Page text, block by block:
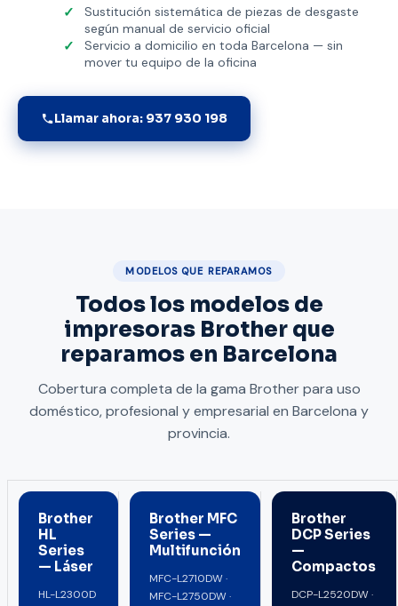
Sustitución sistemática de piezas de desgaste
según manual de servicio oficial
Servicio a domicilio en toda Barcelona — sin
mover tu equipo de la oficina
Llamar ahora: 937 930 198
MODELOS QUE REPARAMOS
Todos los modelos de
impresoras Brother que
reparamos en Barcelona
Cobertura completa de la gama Brother para uso
doméstico, profesional y empresarial en Barcelona y
provincia.
Brother
HL
Series
— Láser
HL-L2300D
Brother MFC
Series —
Multifunción
MFC-L2710DW ·
MFC-L2750DW ·
Brother
DCP Series
—
Compactos
DCP-L2520DW ·